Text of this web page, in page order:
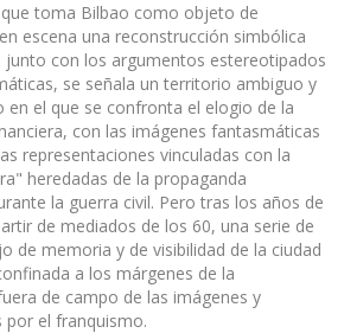
que toma Bilbao como objeto de
escena una reconstrucción simbólica
junto con los argumentos estereotipados
se señala un territorio ambiguo y
en el que se confronta el elogio de la
con las imágenes fantasmáticas
representaciones vinculadas con la
heredadas de la propaganda
la guerra civil. Pero tras los años de
de mediados de los 60, una serie de
de memoria y de visibilidad de la ciudad
a los márgenes de la
de campo de las imágenes y
por el franquismo.